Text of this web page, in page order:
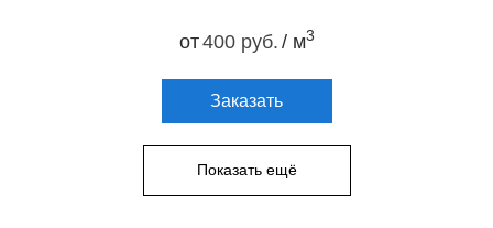
от400 руб. / м3
Заказать
Показать ещё